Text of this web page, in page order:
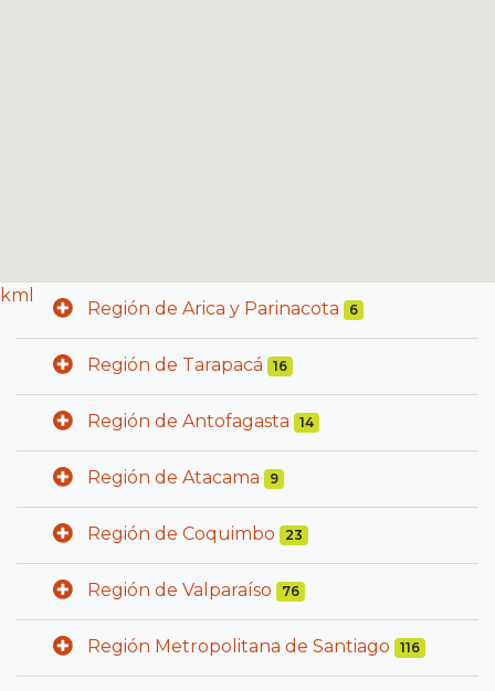
kml
Región de Arica y Parinacota 6
Región de Tarapacá 16
Región de Antofagasta 14
Región de Atacama 9
Región de Coquimbo 23
Región de Valparaíso 76
Región Metropolitana de Santiago 116